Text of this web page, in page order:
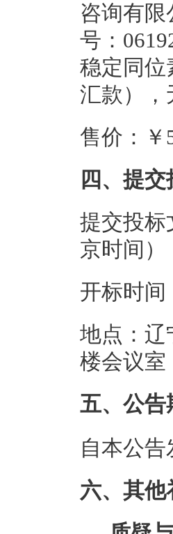
咨询有
号：
稳定同位
汇款），
售价：￥
四、提
提交投标
京时间）
开标时间
地点：辽
楼会议室
五、公告
自本公
六、其他